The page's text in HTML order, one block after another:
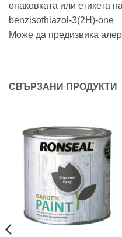
опаковката или етикета
benzisothiazol-3(2H)-one
Може да предизвика
СВЪРЗАНИ ПРОДУКТИ